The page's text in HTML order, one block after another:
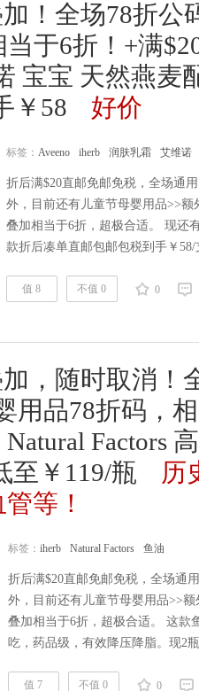
！全场78折公
当于6折！+满
宝宝 天然燕麦
￥58
好价
标签： Aveeno iherb 润肤乳霜 艾维诺
折后满$20直邮免邮免税，全场通
外，目前还有儿童节母婴用品>>
叠加相当于6折，超极合适。 现还
款折后凑单直邮包邮包税到手￥
肤热销产品之一，高达396个高
值 8 不值 0 0
，随时取消！
用品78折码，
Factors
至￥119/瓶
历
等！
标签： iherb Natural Factors 鱼油
折后满$20直邮免邮免税，全场通
外，目前还有儿童节母婴用品>>
叠加相当于6折，超极合适。 这款
吃，药品级，有效降压降脂。现2
粒地址>> | 鱼油攻略看这里>>
值 7 不值 0 0